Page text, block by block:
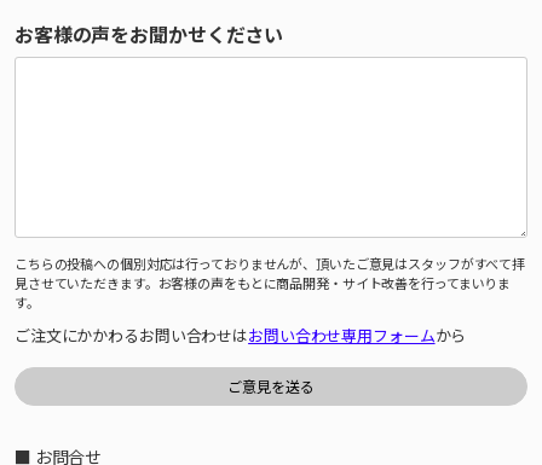
お客様の声をお聞かせください
こちらの投稿への個別対応は行っておりませんが、頂いたご意見はスタッフがすべて拝
見させていただきます。お客様の声をもとに商品開発・サイト改善を行ってまいりま
す。
ご注文にかかわるお問い合わせはお問い合わせ専用フォームから
■ お問合せ